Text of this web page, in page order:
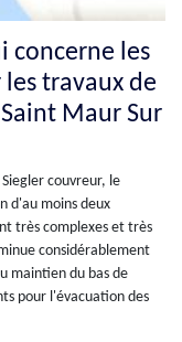
concerne les
travaux de
Maur Sur
couvreur, le
d'au moins deux
très complexes et très
considérablement
maintien du bas de
pour l'évacuation des